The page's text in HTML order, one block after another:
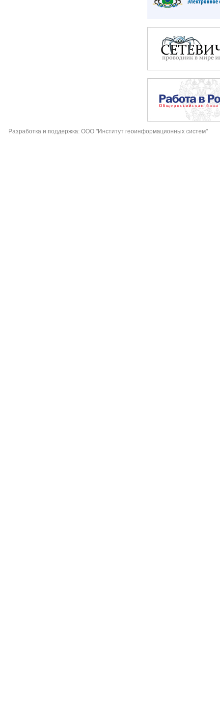
Разработка и поддержка: ООО "Институт геоинформационных систем"